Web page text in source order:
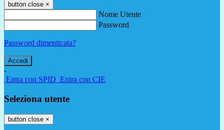
button close ×
Nome Utente
Password
Password dimenticata?
-
Entra con SPID Entra con CIE
Seleziona utente
button close ×